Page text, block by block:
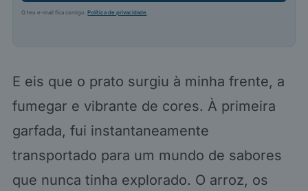
O teu e-mail fica comigo.Política de privacidade
E eis que o prato surgiu à minha frente, a
fumegar e vibrante de cores. À primeira
garfada, fui instantaneamente
transportado para um mundo de sabores
que nunca tinha explorado. O arroz, os